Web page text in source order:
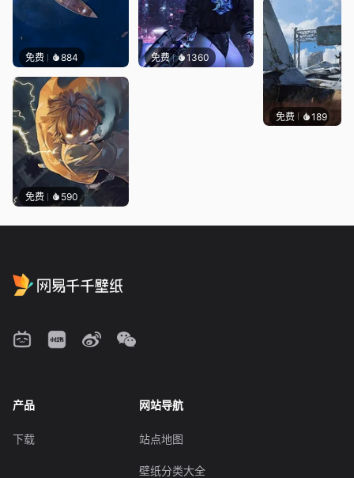
免费 884 免费 1360
免费 590
免费 189
产品
下载
网站导航
站点地图
壁纸分类大全